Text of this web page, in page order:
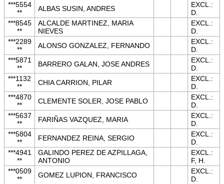
***5554
**
ALBAS SUSIN, ANDRES
EXCL.:
D.
***8545
**
ALCALDE MARTINEZ, MARIA
NIEVES
EXCL.:
D.
***2289
**
ALONSO GONZALEZ, FERNANDO
EXCL.:
D.
***5871
**
BARRERO GALAN, JOSE ANDRES
EXCL.:
D.
***1132
**
CHIA CARRION, PILAR
EXCL.:
D.
***4870
**
CLEMENTE SOLER, JOSE PABLO
EXCL.:
D.
***5637
**
FARIÑAS VAZQUEZ, MARIA
EXCL.:
D.
***5804
**
FERNANDEZ REINA, SERGIO
EXCL.:
D.
***4941
**
GALINDO PEREZ DE AZPILLAGA,
ANTONIO
EXCL.:
F, H.
***0509
**
GOMEZ LUPION, FRANCISCO
EXCL.:
D.